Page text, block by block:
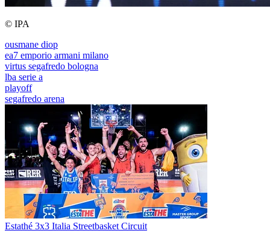
© IPA
ousmane diop
ea7 emporio armani milano
virtus segafredo bologna
lba serie a
playoff
segafredo arena
Estathé 3x3 Italia Streetbasket Circuit